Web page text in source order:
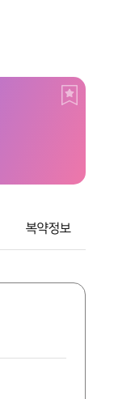
복약정보